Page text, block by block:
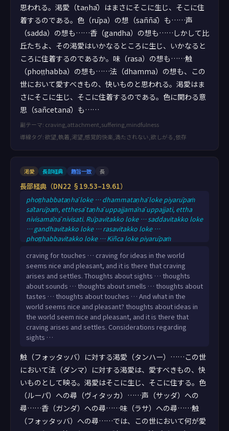
思われる。渇愛（taṇhā）はまさにそこに生じ、そこに住
着するのである。色（rūpa）の想（saññā）も……声
（sadda）の想も……香（gandha）の想も……しかして比
丘たちよ、その渇愛はいかなるところに生じ、いかなると
ころに住着するのであるか。味（rasa）の想も……触
（phoṭṭhabba）の想も……法（dhamma）の想も、この
世において愛すべきもの、快いものと思われる。渇愛はま
さにそこに生じ、そこに住着するのである。色に関わる意
思（sañcetanā）も……
副テーマ: craving,attachment,suffering,mindfulness
導線タグ: 欲望,執着,渇望,感覚的快楽,満たされない,欲しがる,依存
渇愛 長部経典 趣旨一致 長
長部経典（DN22 §19.53–19.61）
phoṭṭhabbataṇhā loke … dhammataṇhā loke piyarūpaṁ
sātarūpaṁ, etthesā taṇhā uppajjamānā uppajjati, ettha
nivisamānā nivisati. Rūpavitakko loke … saddavitakko loke
… gandhavitakko loke … rasavitakko loke …
phoṭṭhabbavitakko loke … Kiñca loke piyarūpaṁ
etthesā taṇhā uppajjamānā uppajjati, ettha nivisamānā
nivisati. Rūpavicāro loke …
craving for touches … craving for ideas in the world
seems nice and pleasant, and it is there that craving
arises and settles. Thoughts about sights … thoughts
about sounds … thoughts about smells … thoughts about
tastes … thoughts about touches … And what in the
world seems nice and pleasant? thoughts about ideas in
the world seem nice and pleasant, and it is there that
craving arises and settles. Considerations regarding
sights …
触（フォッタッバ）に対する渇愛（タンハー）……この世
において法（ダンマ）に対する渇愛は、愛すべきもの、快
いものとして映る。渇愛はそこに生じ、そこに住する。色
（ルーパ）への尋（ヴィタッカ）……声（サッダ）への
尋……香（ガンダ）への尋……味（ラサ）への尋……触
（フォッタッバ）への尋……では、この世において何が愛